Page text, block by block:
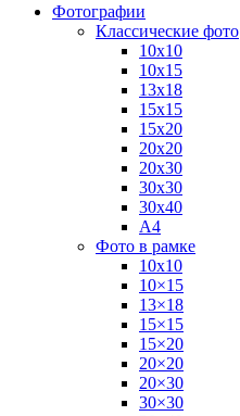
Фотографии
Классические фото
10х10
10х15
13х18
15х15
15х20
20х20
20х30
30х30
30х40
А4
Фото в рамке
10х10
10×15
13×18
15×15
15×20
20×20
20×30
30×30